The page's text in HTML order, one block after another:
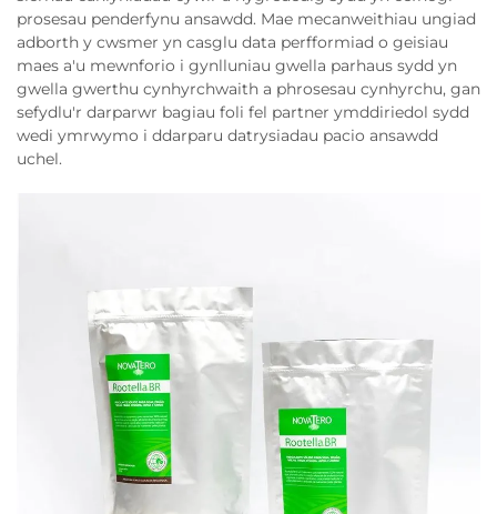
prosesau penderfynu ansawdd. Mae mecanweithiau ungiad
adborth y cwsmer yn casglu data perfformiad o geisiau
maes a'u mewnforio i gynlluniau gwella parhaus sydd yn
gwella gwerthu cynhyrchwaith a phrosesau cynhyrchu, gan
sefydlu'r darparwr bagiau foli fel partner ymddiriedol sydd
wedi ymrwymo i ddarparu datrysiadau pacio ansawdd
uchel.